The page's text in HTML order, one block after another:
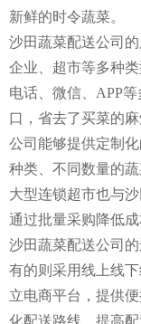
新鲜的时令蔬菜。
沙田蔬菜配送公司
企业、超市等多种
电话、微信、APP
口，省去了买菜的
公司能够提供定制
种类、不同数量的
大型连锁超市也与
通过批量采购降低
沙田蔬菜配送公司
有的则采用线上线
立电商平台，提供
化配送路线，提高